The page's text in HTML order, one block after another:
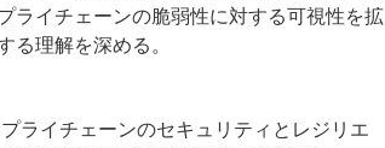
ライチェーンの脆弱性に対する可視性を拡
る理解を深める。
ライチェーンのセキュリティとレジリエ